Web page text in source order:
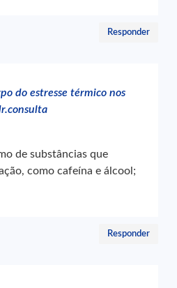
Responder
do estresse térmico nos
de substâncias que
como cafeína e álcool;
Responder